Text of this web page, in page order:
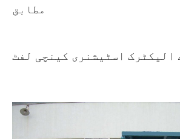
مطابق